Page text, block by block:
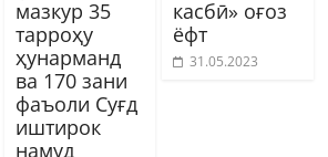
мазкур 35
тарроҳу
ҳунарманд
ва 170 зани
фаъоли Суғд
иштирок
намуд
касбӣ» оғоз
ёфт
31.05.2023